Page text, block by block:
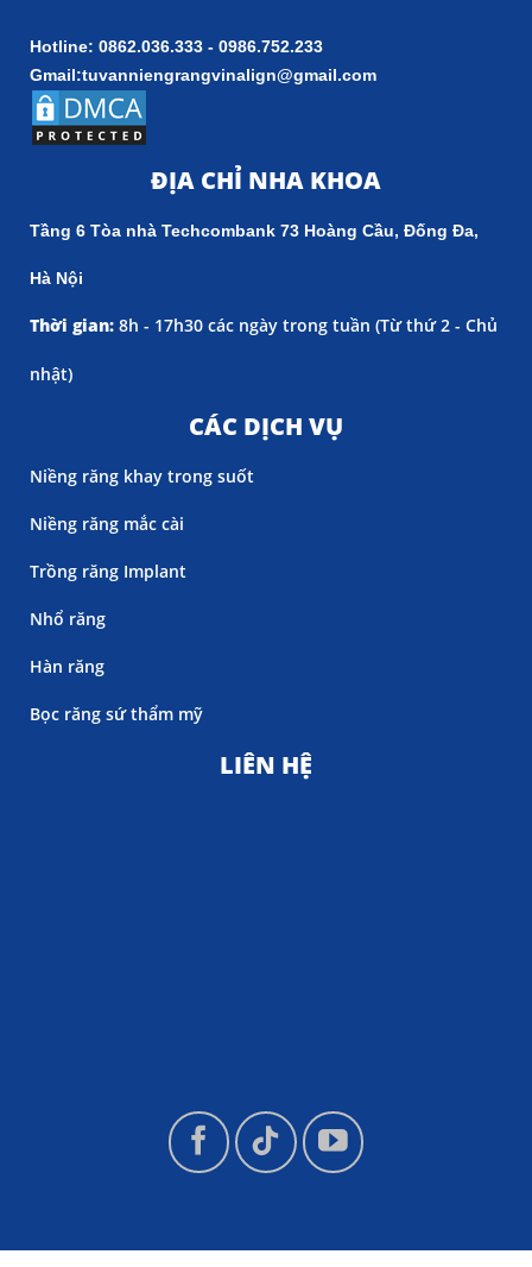
Hotline: 0862.036.333 - 0986.752.233
Gmail:tuvanniengrangvinalign@gmail.com
ĐỊA CHỈ NHA KHOA
Tầng 6 Tòa nhà Techcombank 73 Hoàng Cầu, Đống Đa,
Hà Nội
Thời gian: 8h - 17h30 các ngày trong tuần (Từ thứ 2 - Chủ
nhật)
CÁC DỊCH VỤ
Niềng răng khay trong suốt
Niềng răng mắc cài
Trồng răng Implant
Nhổ răng
Hàn răng
Bọc răng sứ thẩm mỹ
LIÊN HỆ